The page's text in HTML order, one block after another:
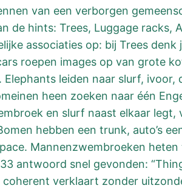
van een verborgen
de hints: Trees, Luggage racks,
associaties op: bij Trees
roepen images op van grote
leiden naar slurf,
heen zoeken naar één
en slurf naast elkaar legt,
hebben een trunk, auto’s
Mannenzwembroeken
antwoord snel gevonden:
verklaart zonder